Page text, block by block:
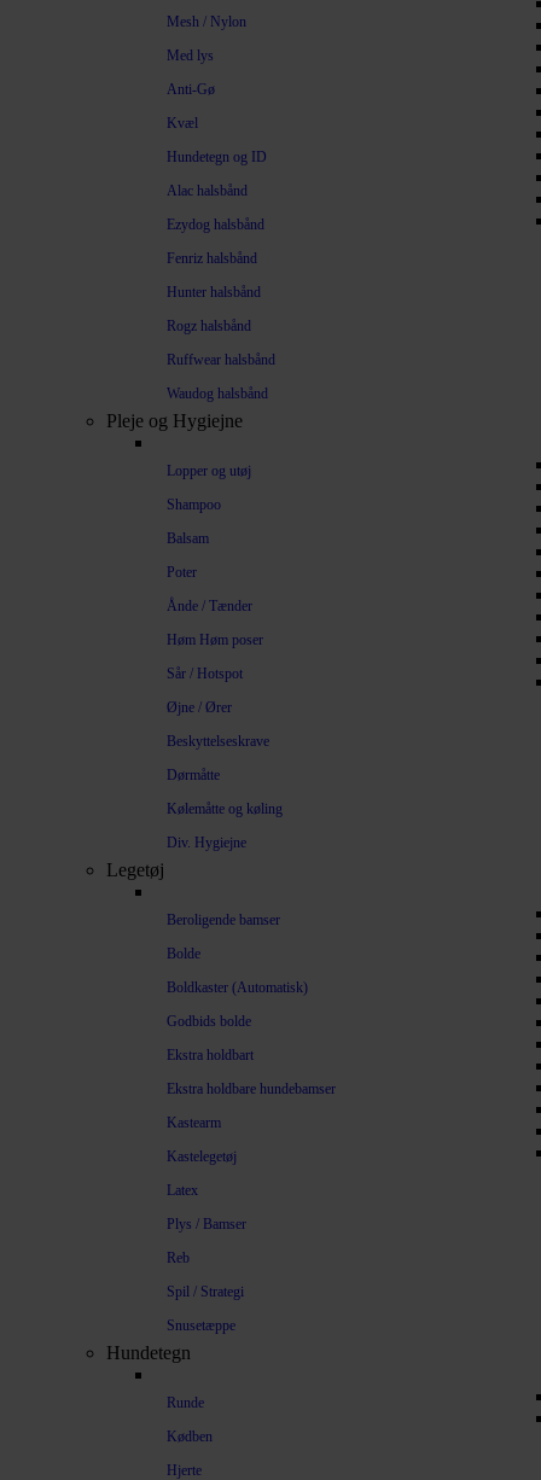
Mesh / Nylon
Med lys
Anti-Gø
Kvæl
Hundetegn og ID
Alac halsbånd
Ezydog halsbånd
Fenriz halsbånd
Hunter halsbånd
Rogz halsbånd
Ruffwear halsbånd
Waudog halsbånd
Pleje og Hygiejne
Lopper og utøj
Shampoo
Balsam
Poter
Ånde / Tænder
Høm Høm poser
Sår / Hotspot
Øjne / Ører
Beskyttelseskrave
Dørmåtte
Kølemåtte og køling
Div. Hygiejne
Legetøj
Beroligende bamser
Bolde
Boldkaster (Automatisk)
Godbids bolde
Ekstra holdbart
Ekstra holdbare hundebamser
Kastearm
Kastelegetøj
Latex
Plys / Bamser
Reb
Spil / Strategi
Snusetæppe
Hundetegn
Runde
Kødben
Hjerte